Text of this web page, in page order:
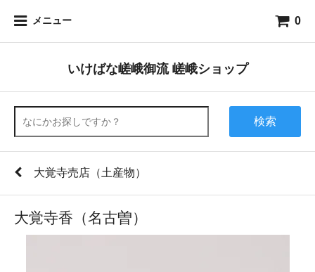
メニュー 0
いけばな嵯峨御流 嵯峨ショップ
検索
大覚寺売店（土産物）
大覚寺香（名古曽）